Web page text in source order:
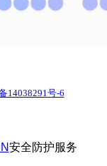
14038291号-6
安全防护服务